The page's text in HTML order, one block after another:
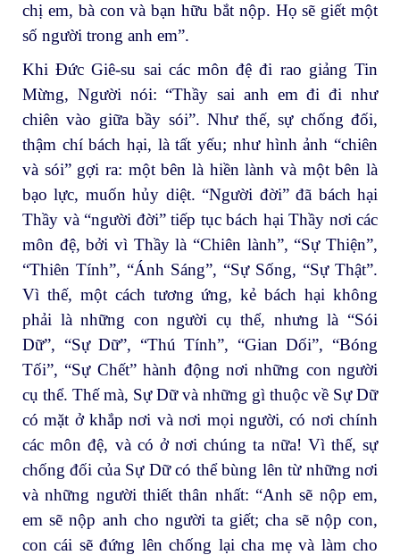
chị em, bà con và bạn hữu bắt nộp. Họ sẽ giết một
số người trong anh em”.
Khi Đức Giê-su sai các môn đệ đi rao giảng Tin
Mừng, Người nói: “Thầy sai anh em đi đi như
chiên vào giữa bầy sói”. Như thế, sự chống đối,
thậm chí bách hại, là tất yếu; như hình ảnh “chiên
và sói” gợi ra: một bên là hiền lành và một bên là
bạo lực, muốn hủy diệt. “Người đời” đã bách hại
Thầy và “người đời” tiếp tục bách hại Thầy nơi các
môn đệ, bởi vì Thầy là “Chiên lành”, “Sự Thiện”,
“Thiên Tính”, “Ánh Sáng”, “Sự Sống, “Sự Thật”.
Vì thế, một cách tương ứng, kẻ bách hại không
phải là những con người cụ thể, nhưng là “Sói
Dữ”, “Sự Dữ”, “Thú Tính”, “Gian Dối”, “Bóng
Tối”, “Sự Chết” hành động nơi những con người
cụ thể. Thế mà, Sự Dữ và những gì thuộc về Sự Dữ
có mặt ở khắp nơi và nơi mọi người, có nơi chính
các môn đệ, và có ở nơi chúng ta nữa! Vì thế, sự
chống đối của Sự Dữ có thể bùng lên từ những nơi
và những người thiết thân nhất: “Anh sẽ nộp em,
em sẽ nộp anh cho người ta giết; cha sẽ nộp con,
con cái sẽ đứng lên chống lại cha mẹ và làm cho